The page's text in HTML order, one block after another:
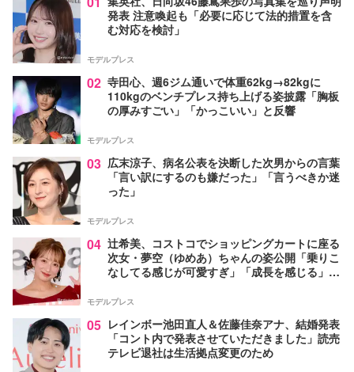
発表 注意喚起も「必要に応じて法的措置を含
む対応を検討」
モデルプレス
02 寺田心、週6ジム通いで体重62kg→82kgに
110kgのベンチプレス持ち上げる姿披露「胸板
の厚みすごい」「かっこいい」と反響
モデルプレス
03 広末涼子、病名公表を決断した次男からの言葉
「言い訳にするのも嫌だった」「言うべきか迷
った」
モデルプレス
04 辻希美、コストコでショッピングカートに座る
次女・夢空（ゆめあ）ちゃんの姿公開「乗りこ
なしてる感じが可愛すぎ」「成長を感じる」の
モデルプレス
05 レインボー池田直人＆佐藤佳奈アナ、結婚発表
「コント内で発表させていただきました」読売
テレビ退社は生活拠点変更のため